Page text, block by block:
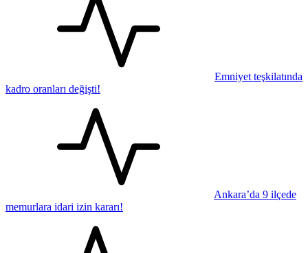
Emniyet teşkilatında
kadro oranları değişti!
Ankara’da 9 ilçede
memurlara idari izin kararı!